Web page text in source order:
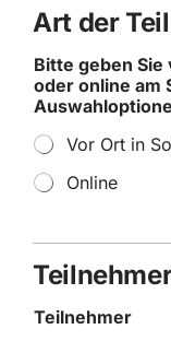
Art der
Bitte geben Sie
oder online am
Vor Ort in
Online
Teilnehmer